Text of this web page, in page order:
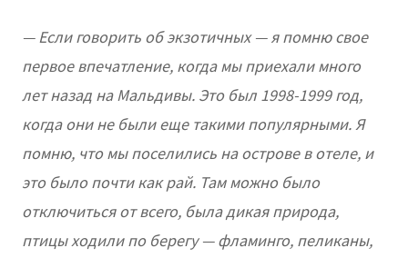
— Если говорить об экзотичных — я помню свое
первое впечатление, когда мы приехали много
лет назад на Мальдивы. Это был 1998-1999 год,
когда они не были еще такими популярными. Я
помню, что мы поселились на острове в отеле, и
это было почти как рай. Там можно было
отключиться от всего, была дикая природа,
птицы ходили по берегу — фламинго, пеликаны,